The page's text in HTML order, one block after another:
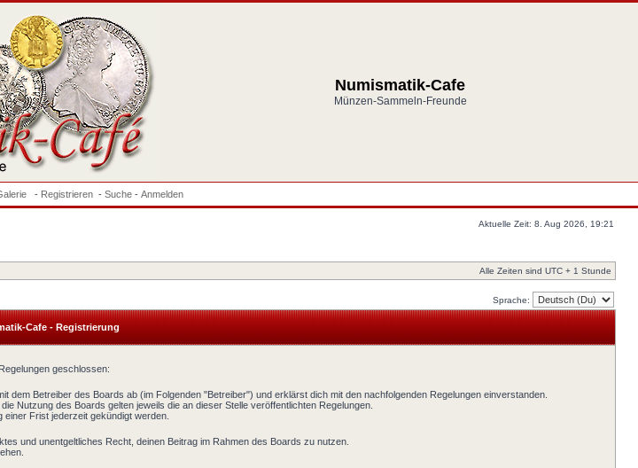
Numismatik-Cafe
Münzen-Sammeln-Freunde
- Registrieren - Suche - Anmelden
Aktuelle Zeit: 8. Aug 2026, 19:21
Alle Zeiten sind UTC + 1 Stunde
Sprache:
Cafe - Registrierung
geschlossen:
Betreiber des Boards ab (im Folgenden "Betreiber") und erklärst dich mit den nachfolgenden Regelungen einverstanden.
Nutzung des Boards gelten jeweils die an dieser Stelle veröffentlichten Regelungen.
Frist jederzeit gekündigt werden.
und unentgeltliches Recht, deinen Beitrag im Rahmen des Boards zu nutzen.